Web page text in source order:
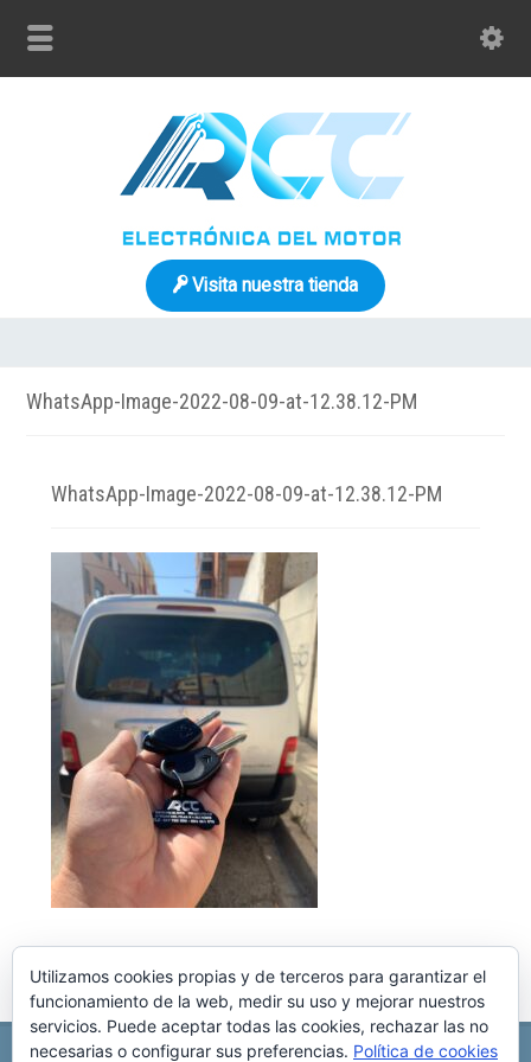
Visita nuestra tienda
WhatsApp-Image-2022-08-09-at-12.38.12-PM
WhatsApp-Image-2022-08-09-at-12.38.12-PM
Utilizamos cookies propias y de terceros para garantizar el
funcionamiento de la web, medir su uso y mejorar nuestros
servicios. Puede aceptar todas las cookies, rechazar las no
necesarias o configurar sus preferencias. Política de cookies